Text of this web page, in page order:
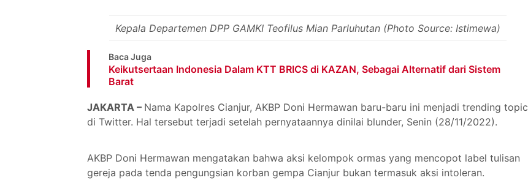
Kepala Departemen DPP GAMKI Teofilus Mian Parluhutan (Photo Source: Istimewa)
Baca Juga
Keikutsertaan Indonesia Dalam KTT BRICS di KAZAN, Sebagai Alternatif dari Sistem
Barat
JAKARTA – Nama Kapolres Cianjur, AKBP Doni Hermawan baru-baru ini menjadi trending topic
di Twitter. Hal tersebut terjadi setelah pernyataannya dinilai blunder, Senin (28/11/2022).
AKBP Doni Hermawan mengatakan bahwa aksi kelompok ormas yang mencopot label tulisan
gereja pada tenda pengungsian korban gempa Cianjur bukan termasuk aksi intoleran.